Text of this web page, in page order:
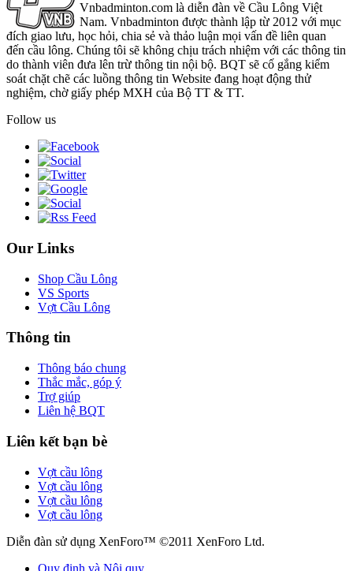
Vnbadminton.com là diễn đàn về Cầu Lông Việt
Nam. Vnbadminton được thành lập từ 2012 với mục
đích giao lưu, học hỏi, chia sẻ và thảo luận mọi vấn đề liên quan
đến cầu lông. Chúng tôi sẽ không chịu trách nhiệm với các thông tin
do thành viên đưa lên trừ thông tin nội bộ. BQT sẽ cố gắng kiểm
soát chặt chẽ các luồng thông tin Website đang hoạt động thử
nghiệm, chờ giấy phép MXH của Bộ TT & TT.
Follow us
Our Links
Shop Cầu Lông
VS Sports
Vợt Cầu Lông
Thông tin
Thông báo chung
Thắc mắc, góp ý
Trợ giúp
Liên hệ BQT
Liên kết bạn bè
Vợt cầu lông
Vợt cầu lông
Vợt cầu lông
Vợt cầu lông
Diễn đàn sử dụng XenForo™ ©2011 XenForo Ltd.
Quy định và Nội quy